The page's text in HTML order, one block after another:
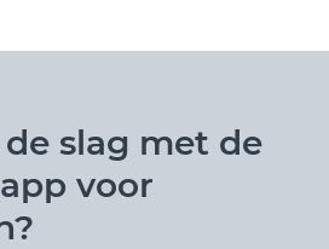
slag met de
voor